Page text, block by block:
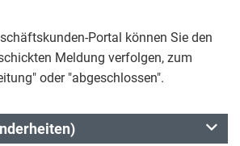
Portal können Sie den
Meldung verfolgen, zum
oder "abgeschlossen".